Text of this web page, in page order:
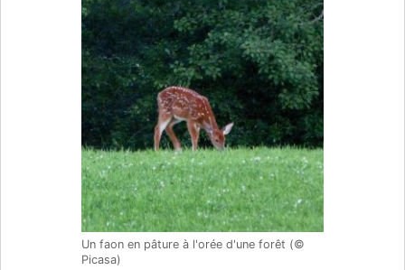
Un faon en pâture à l'orée d'une forêt (©
Picasa)